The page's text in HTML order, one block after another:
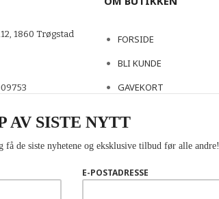
1860 Trøgstad
FORSIDE
BLI KUNDE
GAVEKORT
AV SISTE NYTT
få de siste nyhetene og eksklusive tilbud før alle andre!
E-POSTADRESSE